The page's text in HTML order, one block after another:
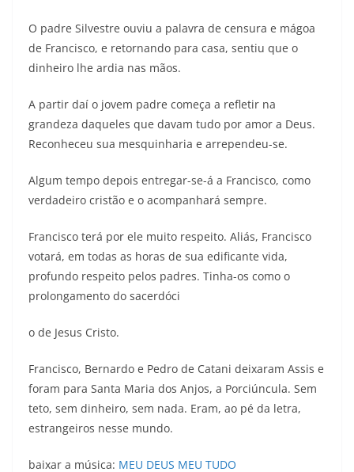
O padre Silvestre ouviu a palavra de censura e mágoa
de Francisco, e retornando para casa, sentiu que o
dinheiro lhe ardia nas mãos.
A partir daí o jovem padre começa a refletir na
grandeza daqueles que davam tudo por amor a Deus.
Reconheceu sua mesquinharia e arrependeu-se.
Algum tempo depois entregar-se-á a Francisco, como
verdadeiro cristão e o acompanhará sempre.
Francisco terá por ele muito respeito. Aliás, Francisco
votará, em todas as horas de sua edificante vida,
profundo respeito pelos padres. Tinha-os como o
prolongamento do sacerdóci
o de Jesus Cristo.
Francisco, Bernardo e Pedro de Catani deixaram Assis e
foram para Santa Maria dos Anjos, a Porciúncula. Sem
teto, sem dinheiro, sem nada. Eram, ao pé da letra,
estrangeiros nesse mundo.
baixar a música: MEU DEUS MEU TUDO